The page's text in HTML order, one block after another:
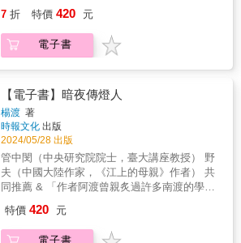
珂……等，皆為雪泥一痕時代鴻爪。雖題為
可達五代以上，允為一窺近現代的中西環境、
政治演進、歴史脈絡的重要史料，並為中西學
術及文化的交流，提供一個不一樣的視角。
上他自己長期研究臺灣史所培養出來的史識，
因此能將眾多人物經歷扣緊歷史脈絡。這使得
本書成為南渡歷史的別傳，立體而豐富。」-管
亂渡海來臺，當中有許多知識份子、文學人、
藝術家，當時的臺灣社會，無計安置這些南渡
衣冠，這些優秀讀書人藝術家只好下鄉求職，
在各級學校講課謀生，就算最不濟的，也會擺
一個書攤，租書賣書養家。這些來臺的學者文
人為臺灣本就多元的文化，帶來了更多或濃妝
或淡抹的色彩。這些在大時代裡漂泊的生命，
在不同的場域裡，撒落一批又一批的種子，為
文化的持續、深耕付出，成為戰後百廢待舉年
的時代裡，政治成了當時社會的一種禁忌，白
7 折 特價 420 元
電子書
【電子書】暗夜傳燈人
楊渡 著
時報文化 出版
2024/05/28 出版
管中閔（中央研究院院士，臺大講座教授） 野
夫（中國大陸作家，《江上的母親》作者） 共
同推薦 & 「作者阿渡曾親炙過許多南渡的學者
上他自己長期研究臺灣史所培養出來的史識，
因此能將眾多人物經歷扣緊歷史脈絡。這使得
特價 420 元
電子書